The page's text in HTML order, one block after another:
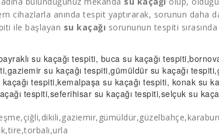
cihazlarla anında tespit yaptırarak, sorunun
ile başlayan su kaçağı sorununun tespiti
su kaçağı tespiti, buca su kaçağı tespiti
,gaziemir su kaçağı tespiti,gümüldür su kaçağı tespiti
kaçağı tespiti,kemalpaşa su kaçağı tespiti, konak su
tespiti,seferihisar su kaçağı tespiti,selçuk su